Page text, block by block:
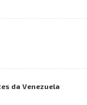
da Venezuela